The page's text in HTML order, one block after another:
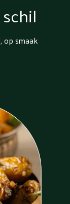
op smaak